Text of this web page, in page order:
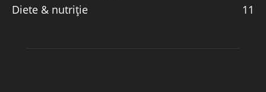
Diete & nutriție
11